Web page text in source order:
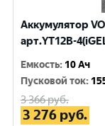
Аккумулятор
арт.YT12B-
Емкость: 10 Ач
Пусковой ток:
3 366руб.
3 276 руб.